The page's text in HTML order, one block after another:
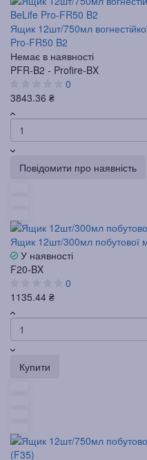
Ящик 12шт/750мл
Pro-FR50 B2
Немає в наявності
PFR-B2 - Profire-BX
0
3843.36 ₴
Повідомити про наявність
Ящик 12шт/300мл побутової
У наявності
F20-BX
0
1135.44 ₴
Купити